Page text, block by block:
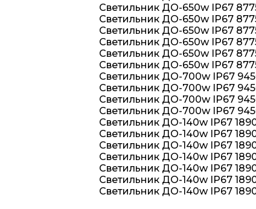
Светильник ДО-650w IP67
Светильник ДО-650w IP67
Светильник ДО-650w IP67
Светильник ДО-650w IP67
Светильник ДО-650w IP67
Светильник ДО-650w IP67
Светильник ДО-700w IP67
Светильник ДО-700w IP67
Светильник ДО-700w IP67
Светильник ДО-700w IP67
Светильник ДО-140w IP67
Светильник ДО-140w IP67
Светильник ДО-140w IP67
Светильник ДО-140w IP67
Светильник ДО-140w IP67
Светильник ДО-140w IP67
Светильник ДО-140w IP67